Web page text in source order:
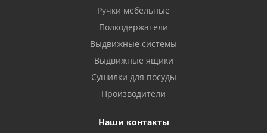
Ручки мебельные
Полкодержатели
Выдвижные системы
Выдвижные ящики
Сушилки для посуды
Производители
Наши контакты